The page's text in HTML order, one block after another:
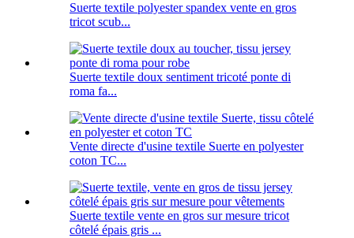
Suerte textile polyester spandex vente en gros
tricot scub...
Suerte textile doux sentiment tricoté ponte di
roma fa...
Vente directe d'usine textile Suerte en polyester
coton TC...
Suerte textile vente en gros sur mesure tricot
côtelé épais gris ...